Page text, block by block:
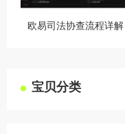
宝贝分类